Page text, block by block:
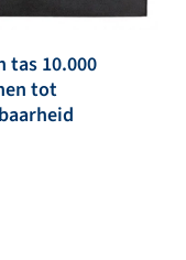
tas 10.000
tot